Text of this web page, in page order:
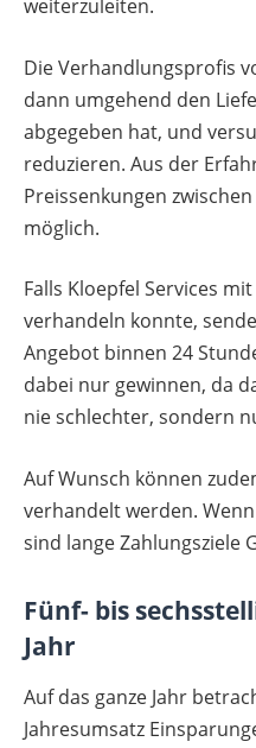
weiterzuleiten.
Die Verhandlungsprofis
dann umgehend den
abgegeben hat, und
reduzieren. Aus der
Preissenkungen
möglich.
Falls Kloepfel Services
verhandeln konnte,
Angebot binnen 24
dabei nur gewinnen, da
nie schlechter, sondern
Auf Wunsch können
verhandelt werden.
sind lange Zahlungsziele
Fünf- bis
Jahr
Auf das ganze Jahr
Jahresumsatz